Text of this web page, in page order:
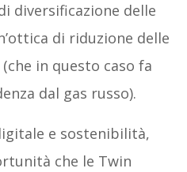
diversificazione delle
di riduzione delle
in questo caso fa
dal gas russo).
e sostenibilità,
che le Twin